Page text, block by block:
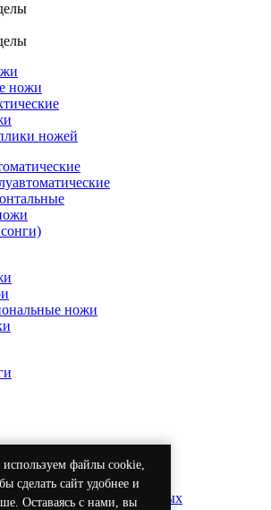
файлы cookie,
сделать сайт удобнее и
Оставаясь с нами, вы
ножи
ножей
ножи
персональных данных